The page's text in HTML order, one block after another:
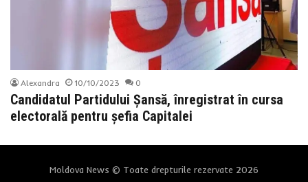
Alexandra 10/10/2023 0
Candidatul Partidului Șansă, înregistrat în cursa
electorală pentru șefia Capitalei
Moldova News © Toate drepturile rezervate 2026